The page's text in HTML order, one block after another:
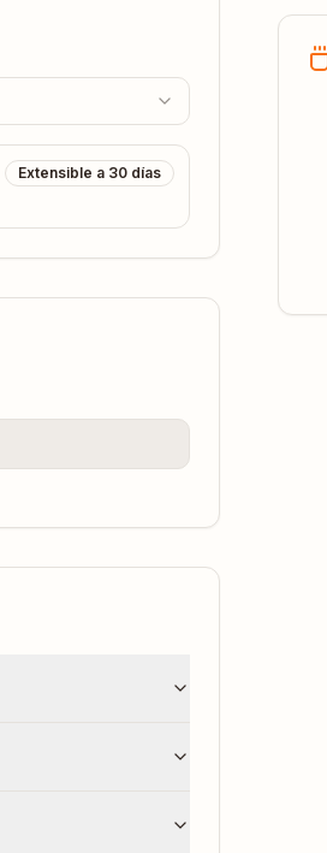
Extensible a 30 días